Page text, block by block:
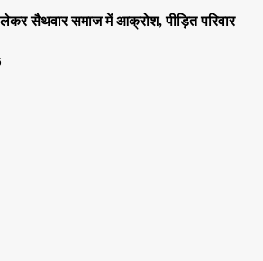
सैथवार समाज में आक्रोश, पीड़ित परिवार